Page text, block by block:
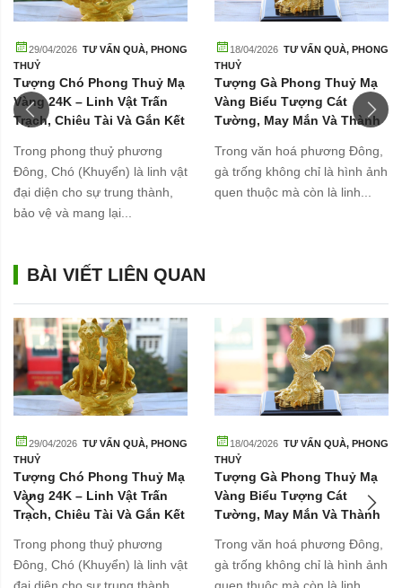
29/04/2026 TƯ VẤN QUÀ, PHONG
THUỶ
Tượng Chó Phong Thuỷ Mạ
Vàng 24K – Linh Vật Trấn
Trạch, Chiêu Tài Và Gắn Kết
Trong phong thuỷ phương
Đông, Chó (Khuyển) là linh vật
đại diện cho sự trung thành,
bảo vệ và mang lại...
18/04/2026 TƯ VẤN QUÀ, PHONG
THUỶ
Tượng Gà Phong Thuỷ Mạ
Vàng Biểu Tượng Cát
Tường, May Mắn Và Thành
Trong văn hoá phương Đông,
gà trống không chỉ là hình ảnh
quen thuộc mà còn là linh...
BÀI VIẾT LIÊN QUAN
29/04/2026 TƯ VẤN QUÀ, PHONG
THUỶ
Tượng Chó Phong Thuỷ Mạ
Vàng 24K – Linh Vật Trấn
Trạch, Chiêu Tài Và Gắn Kết
Trong phong thuỷ phương
Đông, Chó (Khuyển) là linh vật
18/04/2026 TƯ VẤN QUÀ, PHONG
THUỶ
Tượng Gà Phong Thuỷ Mạ
Vàng Biểu Tượng Cát
Tường, May Mắn Và Thành
Trong văn hoá phương Đông,
gà trống không chỉ là hình ảnh